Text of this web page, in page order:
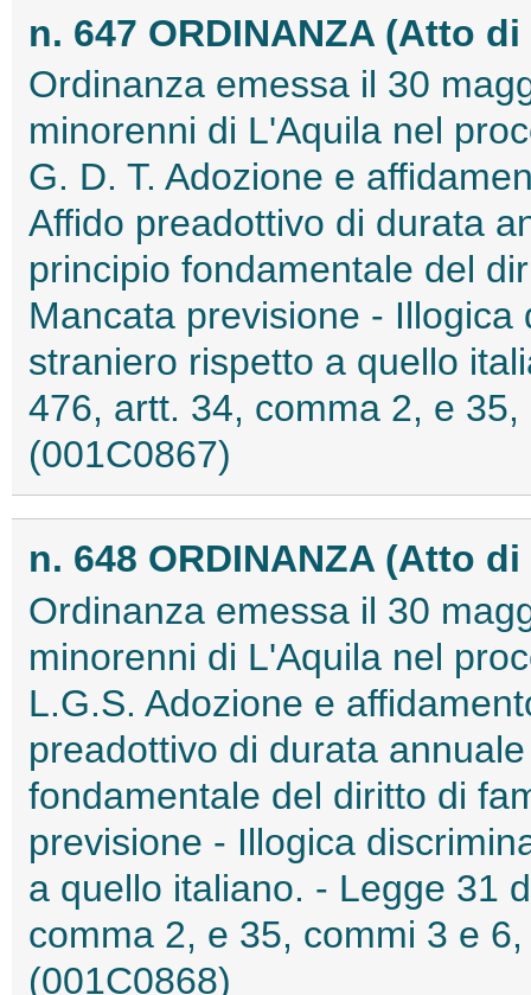
n. 647 ORDINANZA (Atto
Ordinanza emessa il 30
minorenni di L'Aquila nel
G. D. T. Adozione e
Affido preadottivo di durata
principio fondamentale del
Mancata previsione -
straniero rispetto a quello
476, artt. 34, comma 2, e
(001C0867)
n. 648 ORDINANZA (Atto
Ordinanza emessa il 30
minorenni di L'Aquila nel
L.G.S. Adozione e
preadottivo di durata
fondamentale del diritto di
previsione - Illogica
a quello italiano. - Legge 31
comma 2, e 35, commi 3 e
(001C0868)